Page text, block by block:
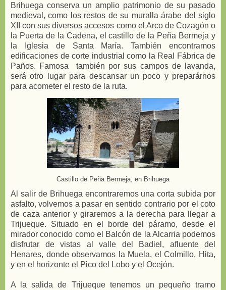
Brihuega conserva un amplio patrimonio de su pasado
medieval, como los restos de su muralla árabe del siglo
XII con sus diversos accesos como el Arco de Cozagón o
la Puerta de la Cadena, el castillo de la Peña Bermeja y
la Iglesia de Santa María. También encontramos
edificaciones de corte industrial como la Real Fábrica de
Paños. Famosa también por sus campos de lavanda,
será otro lugar para descansar un poco y preparárnos
para acometer el resto de la ruta.
Castillo de Peña Bermeja, en Brihuega
Al salir de Brihuega encontraremos una corta subida por
asfalto, volvemos a pasar en sentido contrario por el coto
de caza anterior y giraremos a la derecha para llegar a
Trijueque. Situado en el borde del páramo, desde el
mirador conocido como el Balcón de la Alcarria podemos
disfrutar de vistas al valle del Badiel, afluente del
Henares, donde observamos la Muela, el Colmillo, Hita,
y en el horizonte el Pico del Lobo y el Ocejón.
A la salida de Trijueque tenemos un pequeño tramo